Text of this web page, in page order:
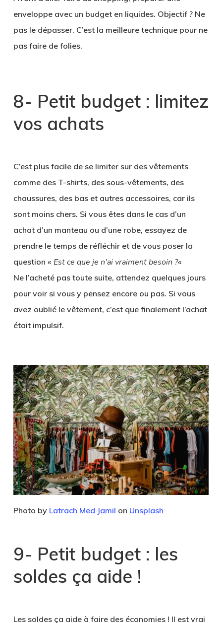
enveloppe avec un budget en liquides. Objectif ? Ne
pas le dépasser. C’est la meilleure technique pour ne
pas faire de folies.
8- Petit budget : limitez
vos achats
C’est plus facile de se limiter sur des vêtements
comme des T-shirts, des sous-vêtements, des
chaussures, des bas et autres accessoires, car ils
sont moins chers. Si vous êtes dans le cas d’un
achat d’un manteau ou d’une robe, essayez de
prendre le temps de réfléchir et de vous poser la
question « Est ce que je n’ai vraiment besoin ?«
Ne l’acheté pas toute suite, attendez quelques jours
pour voir si vous y pensez encore ou pas. Si vous
avez oublié le vêtement, c’est que finalement l’achat
était impulsif.
Photo by Latrach Med Jamil on Unsplash
9- Petit budget : les
soldes ça aide !
Les soldes ça aide à faire des économies ! Il est vrai